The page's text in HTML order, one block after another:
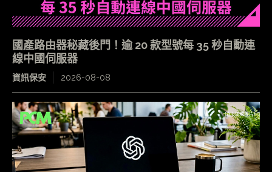
國產路由器秘藏後門！逾 20 款型號每 35 秒自動連
線中國伺服器
資訊保安 2026-08-08